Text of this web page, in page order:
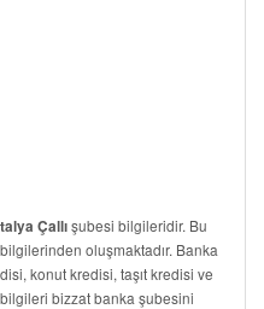
Çallışubesi bilgileridir. Bu
oluşmaktadır. Banka
konut kredisi, taşıt kredisi ve
bizzat banka şubesini